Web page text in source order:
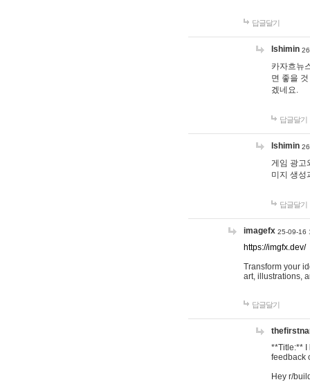
답글달기
lshimin
카자흐뉴
면 좋을
겠네요.
답글달기
lshimin
게임 광고
미지 생성
답글달기
imagefx 25-09-16
https://imgfx.dev/
Transform your
art, illustrations,
답글달기
**Title:** I
feedback
Hey r/